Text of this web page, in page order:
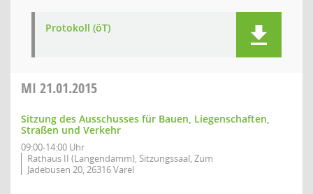
Protokoll (öT)
MI 21.01.2015
Sitzung des Ausschusses für Bauen, Liegenschaften,
Straßen und Verkehr
09:00-14:00 Uhr
Rathaus II (Langendamm), Sitzungssaal, Zum
Jadebusen 20, 26316 Varel